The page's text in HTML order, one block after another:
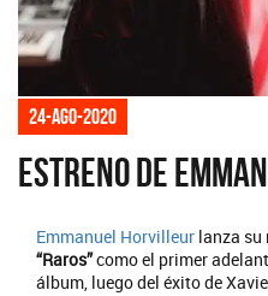
24-ago-2020
Estreno de
Emmanuel Horvilleur lanza su
“Raros”como el primer
álbum, luego del éxito de